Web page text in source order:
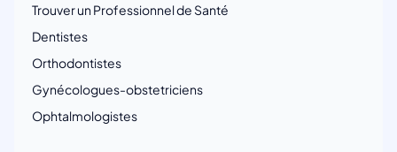
Trouver un Professionnel de Santé
Dentistes
Orthodontistes
Gynécologues-obstetriciens
Ophtalmologistes